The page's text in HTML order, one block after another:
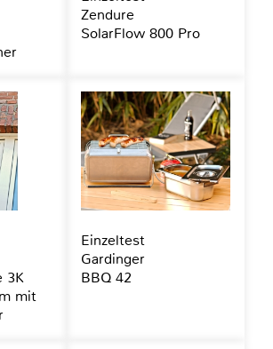
Zendure
SolarFlow 800 Pro
3K
mit
Einzeltest
Gardinger
BBQ 42